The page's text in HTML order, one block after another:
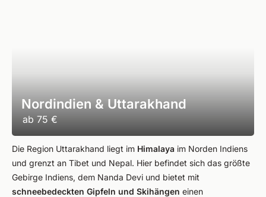
Nordindien & Uttarakhand
ab 75 €
Die Region Uttarakhand liegt im Himalaya im Norden Indiens
und grenzt an Tibet und Nepal. Hier befindet sich das größte
Gebirge Indiens, dem Nanda Devi und bietet mit
schneebedeckten Gipfeln und Skihängen einen